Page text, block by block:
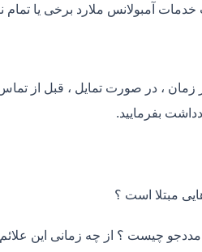
آمبولانس ملارد برخی یا تمام
، در صورت تمایل ، قبل از
بفرمایید.
مبتلا است ؟
مددجو چیست ؟ از چه زمانی این